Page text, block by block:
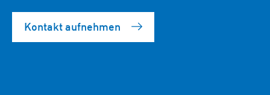
Kontakt aufnehmen